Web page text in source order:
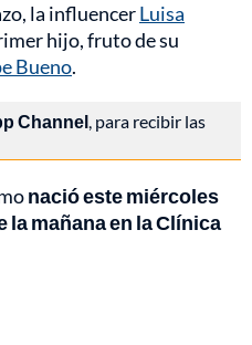
la influencerLuisa
hijo, fruto de su
Bueno.
Channel, para recibir las
nació este miércoles
la mañana en la Clínica